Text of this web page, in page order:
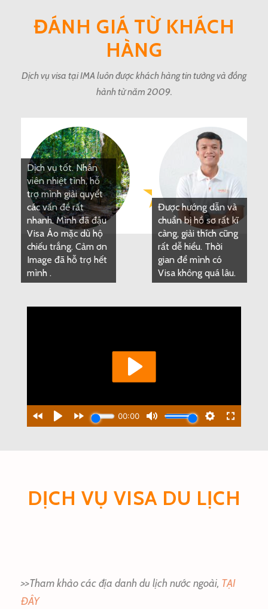
ĐÁNH GIÁ TỪ KHÁCH
HÀNG
Dịch vụ visa tại IMA luôn được khách hàng tin tưởng và đồng
hành từ năm 2009.
Được hướng dẫn và
chuẩn bị hồ sơ rất kĩ
càng, giải thích cũng
rất dễ hiểu. Thời
gian để mình có
Visa không quá lâu.
DỊCH VỤ VISA DU LỊCH
>>Tham khảo các địa danh du lịch nước ngoài, TẠI
ĐÂY